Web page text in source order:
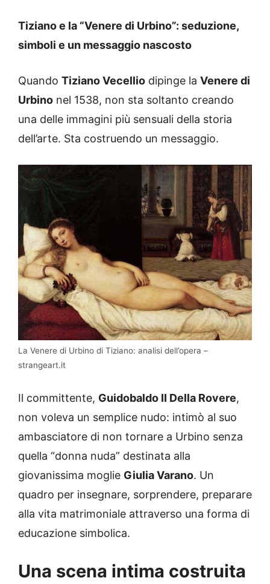
Tiziano e la “Venere di Urbino”: seduzione,
simboli e un messaggio nascosto
Quando Tiziano Vecellio dipinge la Venere di
Urbino nel 1538, non sta soltanto creando
una delle immagini più sensuali della storia
dell’arte. Sta costruendo un messaggio.
La Venere di Urbino di Tiziano: analisi dell’opera –
strangeart.it
Il committente, Guidobaldo II Della Rovere,
non voleva un semplice nudo: intimò al suo
ambasciatore di non tornare a Urbino senza
quella “donna nuda” destinata alla
giovanissima moglie Giulia Varano. Un
quadro per insegnare, sorprendere, preparare
alla vita matrimoniale attraverso una forma di
educazione simbolica.
Una scena intima costruita